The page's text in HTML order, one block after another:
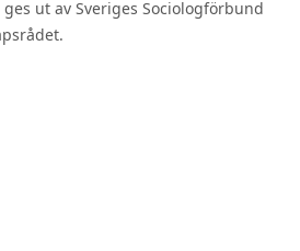
ut av Sveriges Sociologförbund